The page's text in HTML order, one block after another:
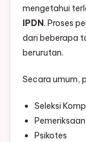
mengetahui
IPDN. Proses
dari beberapa
berurutan.
Secara umum,
Seleksi
Psikotes